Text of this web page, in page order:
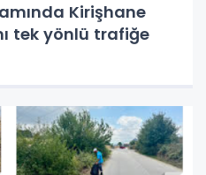
Kirişhane
tek yönlü trafiğe